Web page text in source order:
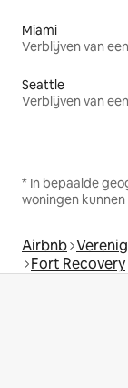
Miami
Verblijven van
Seattle
Verblijven van
* In bepaalde
woningen
Airbnb
Fort Recovery